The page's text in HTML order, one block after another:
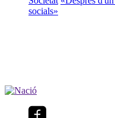
socials»